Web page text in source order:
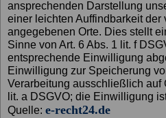
ansprechenden Darstellung
einer leichten Auffindbarkeit der
angegebenen Orte. Dies stellt
Sinne von Art. 6 Abs. 1 lit. f
entsprechende Einwilligung
Einwilligung zur Speicherung
Verarbeitung ausschließlich auf
lit. a DSGVO; die Einwilligung
Quelle:e-recht24.de